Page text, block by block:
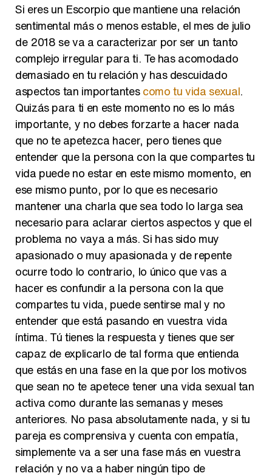
Si eres un Escorpio que mantiene una relación
sentimental más o menos estable, el mes de julio
de 2018 se va a caracterizar por ser un tanto
complejo irregular para ti. Te has acomodado
demasiado en tu relación y has descuidado
aspectos tan importantescomo tu vida sexual.
Quizás para ti en este momento no es lo más
importante, y no debes forzarte a hacer nada
que no te apetezca hacer, pero tienes que
entender que la persona con la que compartes tu
vida puede no estar en este mismo momento, en
ese mismo punto, por lo que es necesario
mantener una charla que sea todo lo larga sea
necesario para aclarar ciertos aspectos y que el
problema no vaya a más. Si has sido muy
apasionado o muy apasionada y de repente
ocurre todo lo contrario, lo único que vas a
hacer es confundir a la persona con la que
compartes tu vida, puede sentirse mal y no
entender que está pasando en vuestra vida
íntima. Tú tienes la respuesta y tienes que ser
capaz de explicarlo de tal forma que entienda
que estás en una fase en la que por los motivos
que sean no te apetece tener una vida sexual tan
activa como durante las semanas y meses
anteriores. No pasa absolutamente nada, y si tu
pareja es comprensiva y cuenta con empatía,
simplemente va a ser una fase más en vuestra
relación y no va a haber ningún tipo de